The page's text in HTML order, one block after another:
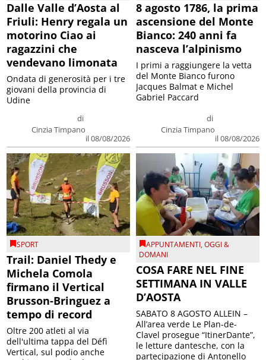
Dalle Valle d’Aosta al
Friuli: Henry regala un
motorino Ciao ai
ragazzini che
vendevano limonata
di
Cinzia Timpano
il 08/08/2026
Ondata di generosità per i tre
giovani della provincia di
Udine
8 agosto 1786, la prima
ascensione del Monte
Bianco: 240 anni fa
nasceva l’alpinismo
di
Cinzia Timpano
il 08/08/2026
I primi a raggiungere la vetta
del Monte Bianco furono
Jacques Balmat e Michel
Gabriel Paccard
SPORT
Trail: Daniel Thedy e
Michela Comola
firmano il Vertical
Brusson-Bringuez a
tempo di record
Oltre 200 atleti al via
dell'ultima tappa del Défì
Vertical, sul podio anche
APPUNTAMENTI,OGGI &
DOMANI
COSA FARE NEL FINE
SETTIMANA IN VALLE
D’AOSTA
SABATO 8 AGOSTO ALLEIN –
All’area verde Le Plan-de-
Clavel prosegue “ItinerDante”,
le letture dantesche, con la
partecipazione di Antonello